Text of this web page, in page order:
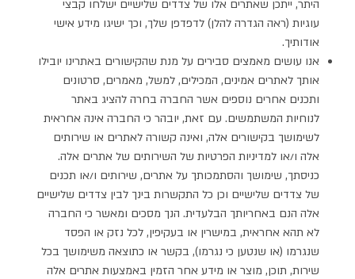
היתר, ייתכן שאתרים אלו של צדדים שלישיים ישלחו קבצי
עוגיות (ראה הגדרה להלן) לדפדפן שלך, וכך ישיגו מידע אישי
אודותיך.
אנו עושים מאמצים סבירים על מנת שהקישורים באתרינו יובילו
אותך לאתרים אמינים, המכילים, למשל, מאמרים, סרטונים
ותכנים אחרים נוספים אשר החברה בחרה להציג באתר
לנוחיות המשתמשים. עם זאת, יובהר כי החברה אינה אחראית
לשימושך בקישורים אלה, ואינה קשורה לאתרים או שירותים
אלה ו/או למדיניות הפרטיות של השירותים של אתרים אלה.
כניסתך, שימושך והסתמכותך על אתרים, שירותים ו/או תכנים
של צדדים שלישיים וכן כל התקשרות בינך לבין צדדים שלישיים
אלה הנם באחריותך הבלעדית. הנך מסכים ומאשר כי החברה
לא תהא אחראית, במישרין או בעקיפין, לכל נזק או הפסד
שנגרמו (או שנטען כי נגרמו), בקשר או כתוצאה משימושך בכל
שירות, תוכן, מוצר או מידע אחר הזמין באמצעות אתרים אלה